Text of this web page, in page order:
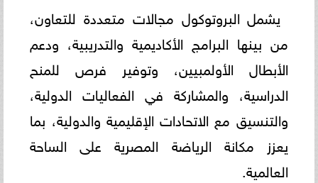
يشمل البروتوكول مجالات متعددة للتعاون،
من بينها البرامج الأكاديمية والتدريبية، ودعم
الأبطال الأولمبيين، وتوفير فرص للمنح
الدراسية، والمشاركة في الفعاليات الدولية،
والتنسيق مع الاتحادات الإقليمية والدولية، بما
يعزز مكانة الرياضة المصرية على الساحة
العالمية.